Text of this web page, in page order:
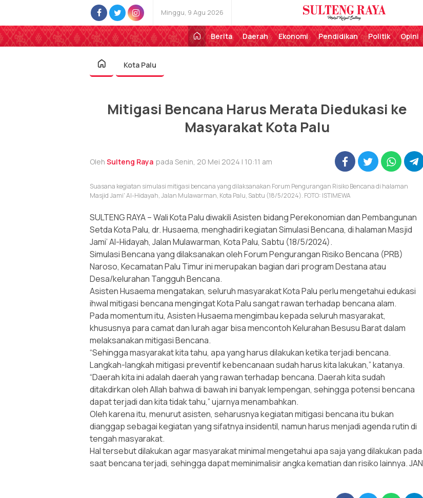
Minggu, 9 Agu 2026
Sulteng Raya
Perekat Rakyat Sulteng
Berita
Daerah Ekonomi Pendidikan Politik Opini
Kota Palu
Mitigasi Bencana Harus Merata Diedukasi ke
Masyarakat Kota Palu
Oleh Sulteng Raya pada Senin, 20 Mei 2024 | 10:11 am
Suasana kegiatan simulasi mitigasi bencana yang dilaksanakan Forum Pengurangan Risiko Bencana di halaman
Masjid Jami' Al-Hidayah, Jalan Mulawarman, Kota Palu, Sabtu (18/5/2024). FOTO: ISTIMEWA
SULTENG RAYA – Wali Kota Palu diwakili Asisten bidang Perekonomian dan Pembangunan
Setda Kota Palu, dr. Husaema, menghadiri kegiatan Simulasi Bencana, di halaman Masjid
Jami’ Al-Hidayah, Jalan Mulawarman, Kota Palu, Sabtu (18/5/2024).
Simulasi Bencana yang dilaksanakan oleh Forum Pengurangan Risiko Bencana (PRB)
Naroso, Kecamatan Palu Timur ini merupakan bagian dari program Destana atau
Desa/kelurahan Tangguh Bencana.
Asisten Husaema mengatakan, seluruh masyarakat Kota Palu perlu mengetahui edukasi
ihwal mitigasi bencana mengingat Kota Palu sangat rawan terhadap bencana alam.
Pada momentum itu, Asisten Husaema mengimbau kepada seluruh masyarakat,
khususnya para camat dan lurah agar bisa mencontoh Kelurahan Besusu Barat dalam
melaksanakan mitigasi Bencana.
“Sehingga masyarakat kita tahu, apa yang harus dilakukan ketika terjadi bencana.
Langkah-langkah mitigasi preventif kebencanaan sudah harus kita lakukan,” katanya.
“Daerah kita ini adalah daerah yang rawan terhadap bencana. Daerah kita sudah
ditakdirkan oleh Allah bahwa di bawah ini banyak lempengan, sehingga potensi bencana
dapat terjadi dan kita tidak tahu,” ujarnya menambahkan.
Oleh karena itu, menurut asisten, seharusnya kegiatan mitigasi bencana itu bukan
dianggap sebagai kegiatan yang sifatnya insidentil, namun harus menjadi agenda rutin di
tengah masyarakat.
Hal tersebut dilakukan agar masyarakat minimal mengetahui apa saja yang dilakukan pada
saat bencana terjadi, sehingga dapat meminimalisir angka kematian dan risiko lainnya. JAN